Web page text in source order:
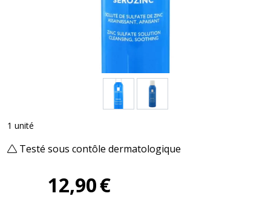
1 unité
Testé sous contôle dermatologique
12,90€